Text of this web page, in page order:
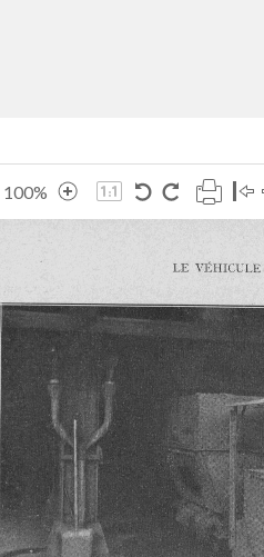
100%